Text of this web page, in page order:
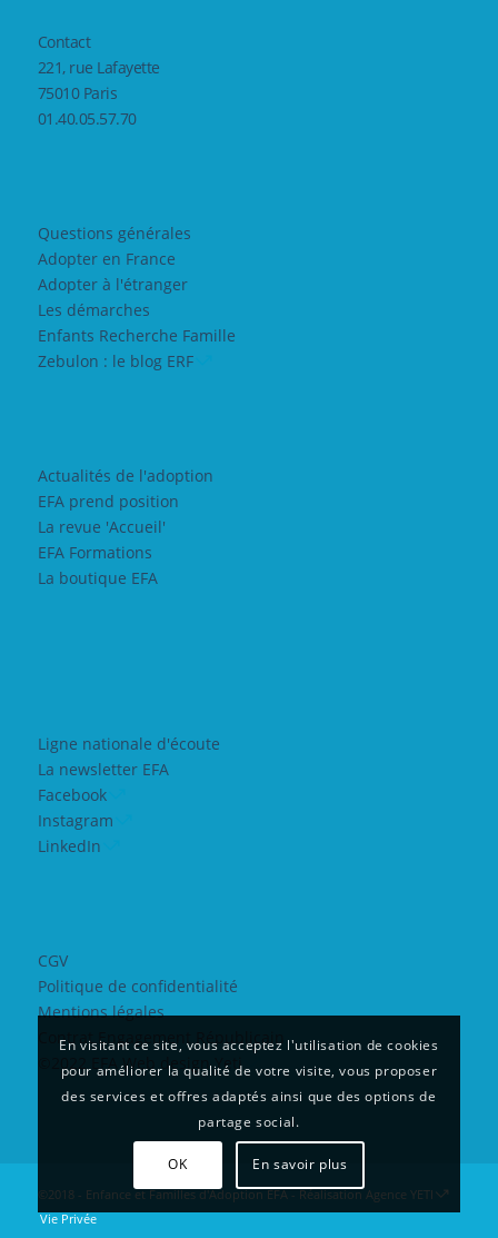
Contact
221, rue Lafayette
75010 Paris
01.40.05.57.70
Questions générales
Adopter en France
Adopter à l'étranger
Les démarches
Enfants Recherche Famille
Zebulon : le blog ERF
Actualités de l'adoption
EFA prend position
La revue 'Accueil'
EFA Formations
La boutique EFA
Ligne nationale d'écoute
La newsletter EFA
Facebook
Instagram
LinkedIn
CGV
Politique de confidentialité
Mentions légales
Contrat Engagement Républicain
©2022 EFA Web design Yeti
©2018 - Enfance et Familles d'Adoption EFA - RéalisationAgence YETI
Vie Privée
En visitant ce site, vous acceptez l'utilisation de cookies
pour améliorer la qualité de votre visite, vous proposer
des services et offres adaptés ainsi que des options de
partage social.
OK En savoir plus